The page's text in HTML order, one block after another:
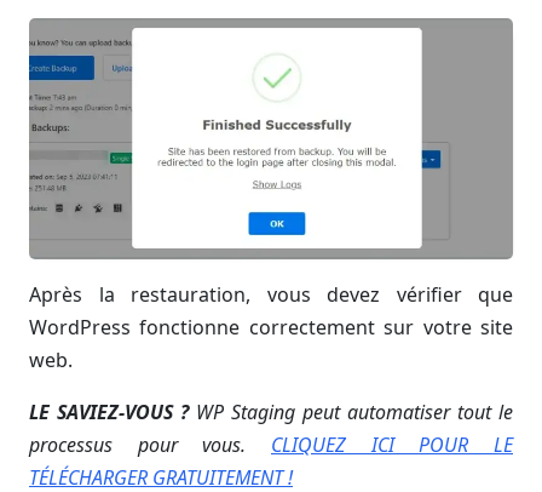
Après la restauration, vous devez vérifier que
WordPress fonctionne correctement sur votre site
web.
LE SAVIEZ-VOUS ? WP Staging peut automatiser tout le
processus pour vous. CLIQUEZ ICI POUR LE
TÉLÉCHARGER GRATUITEMENT !